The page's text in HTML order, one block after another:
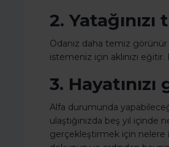
2. Yatağınızı
Odanız daha temiz
istemeniz için aklınızı
3.
Alfa durumunda
ulaştığınızda beş yıl içinde
gerçekleştirmek için nelere